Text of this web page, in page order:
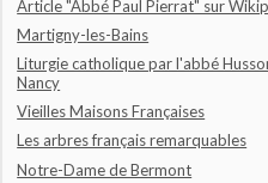
Article "Abbé Paul Pierrat" sur
Martigny-les-Bains
Liturgie catholique par l'abbé
Nancy
Vieilles Maisons Françaises
Les arbres français remarquables
Notre-Dame de Bermont